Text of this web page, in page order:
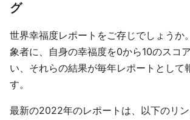
グ
世界幸福度レポートをご存じでしょうか
象者に、自身の幸福度を0から10のスコ
い、それらの結果が毎年レポートとして
す。
最新の2022年のレポートは、以下のリ